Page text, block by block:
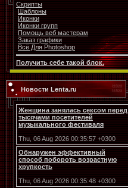
Скрипты
Шаблоны
Иконки
Иконки групп
Помощь веб мастерам
Заказ графики
Всё Для Photoshop
Получить себе такой блок.
Новости Lenta.ru
Женщина занялась сексом перед
тысячами посетителей
музыкального фестиваля
Thu, 06 Aug 2026 00:35:57 +0300
Обнаружен эффективный
способ побороть возрастную
хрупкость
Thu, 06 Aug 2026 00:35:48 +0300